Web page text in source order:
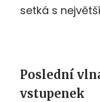
setká s
Poslední
vstupenek